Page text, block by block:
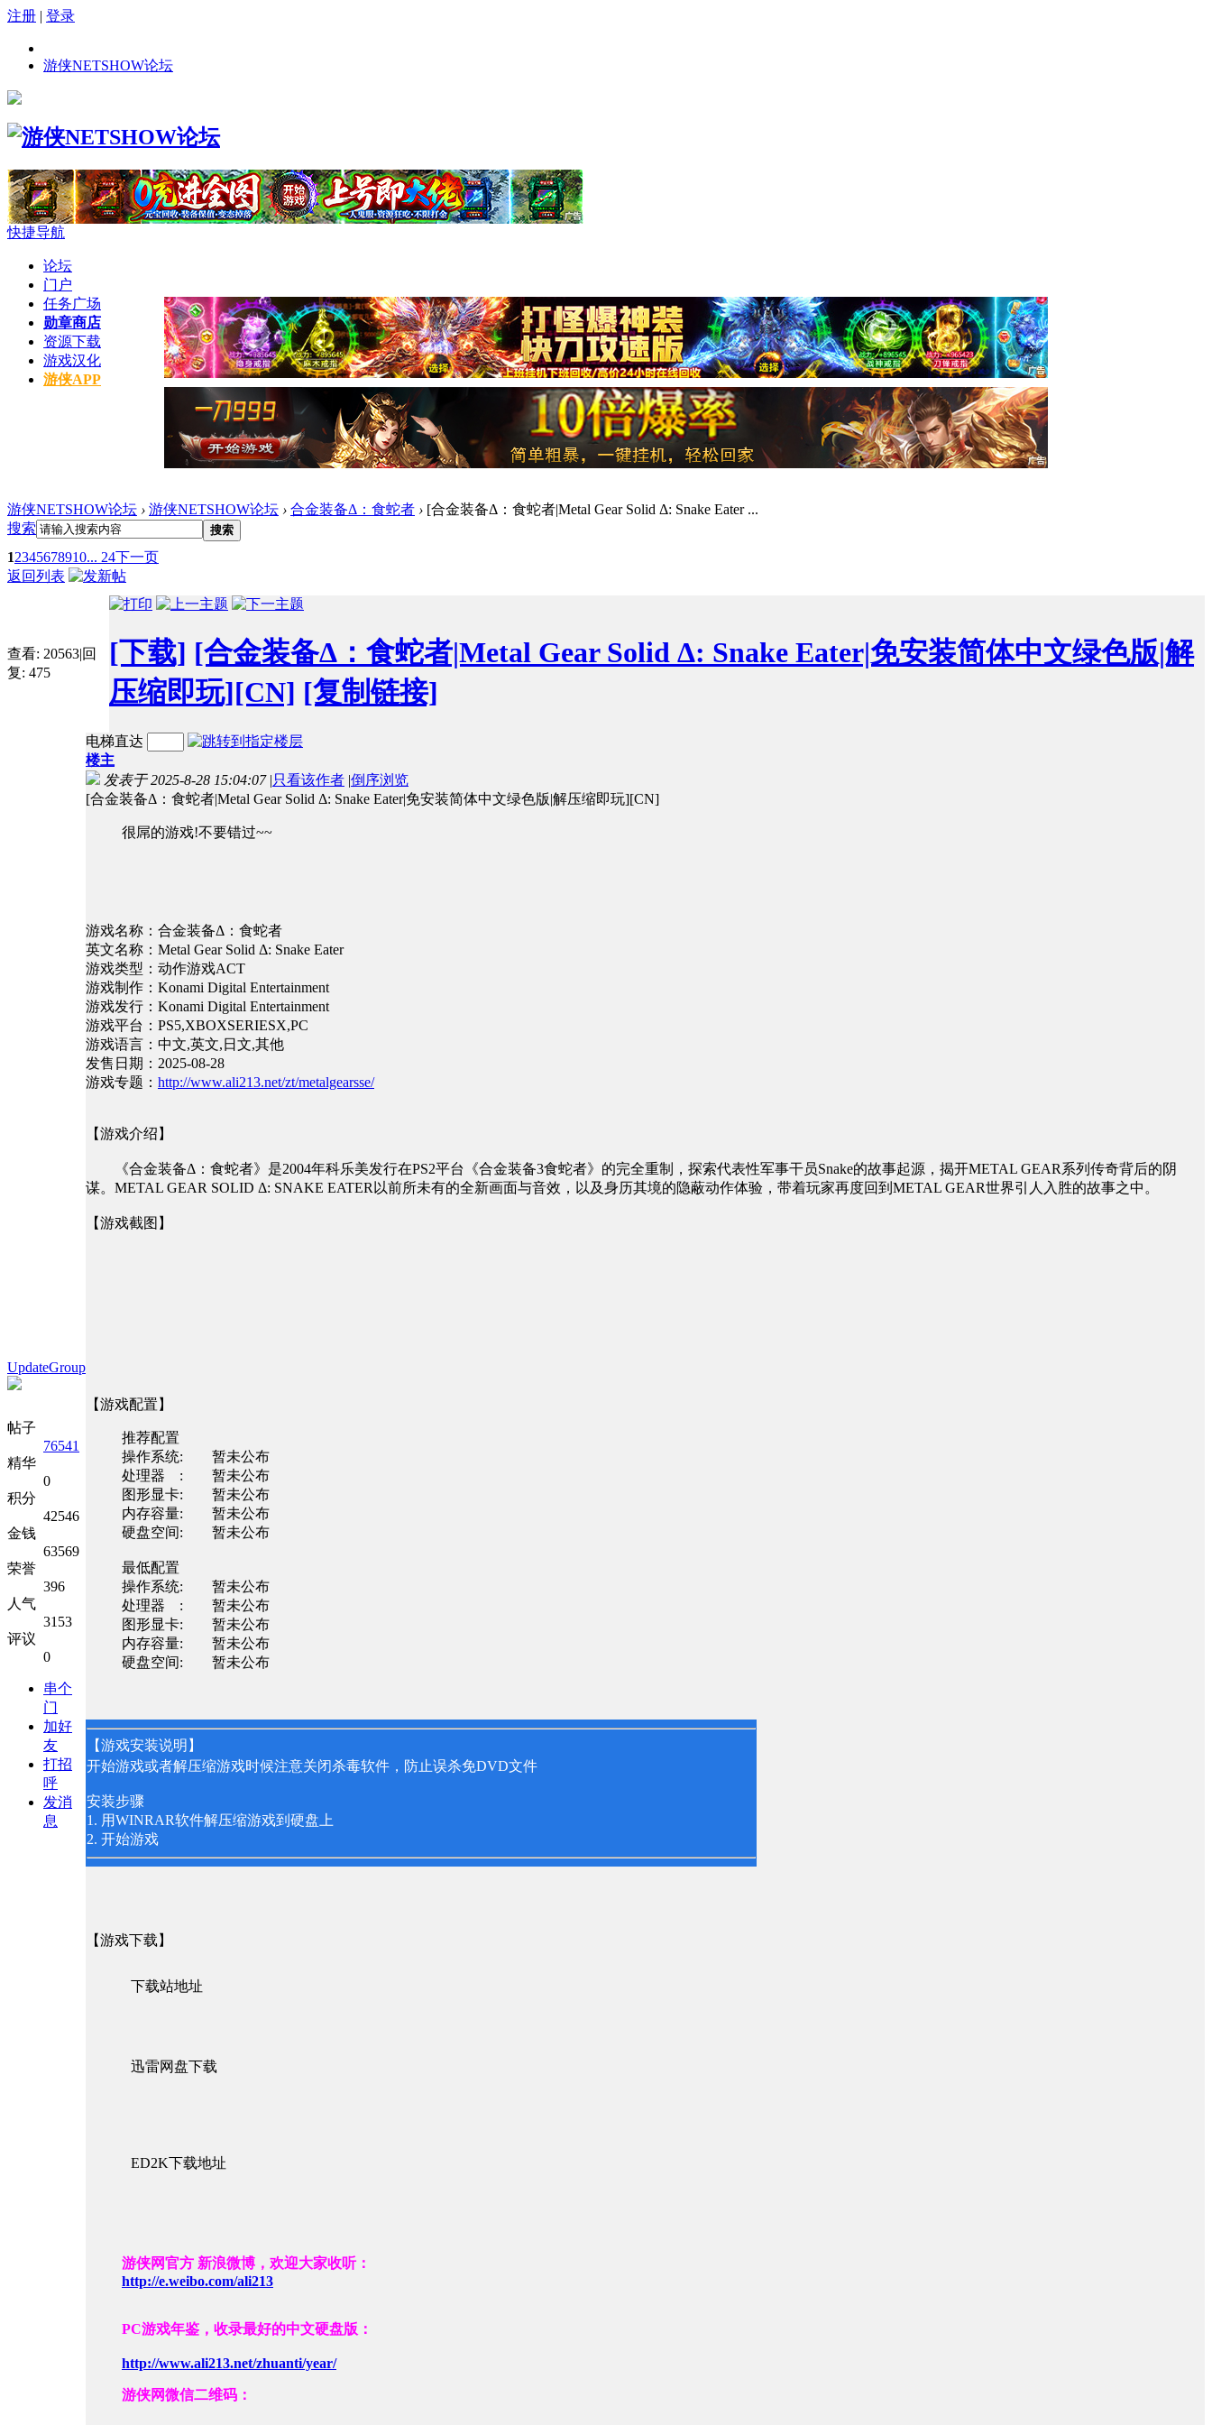
注册 | 登录
游侠NETSHOW论坛
快捷导航
论坛
门户
任务广场
勋章商店
资源下载
游戏汉化
游侠APP
游侠NETSHOW论坛 › 游侠NETSHOW论坛 › 合金装备Δ：食蛇者 › [合金装备Δ：食蛇者|Metal Gear Solid Δ: Snake Eater ...
搜索
搜索
12345678910... 24下一页
返回列表
查看: 20563|回
复: 475
[下载] [合金装备Δ：食蛇者|Metal Gear Solid Δ: Snake Eater|免安装简体中文绿色版|解
压缩即玩][CN] [复制链接]
UpdateGroup
帖子
76541
精华
0
积分
42546
金钱
63569
荣誉
396
人气
3153
评议
0
串个
门
加好
友
打招
呼
发消
息
电梯直达
楼主
发表于 2025-8-28 15:04:07 | 只看该作者 |倒序浏览
[合金装备Δ：食蛇者|Metal Gear Solid Δ: Snake Eater|免安装简体中文绿色版|解压缩即玩][CN]
很屌的游戏!不要错过~~
游戏名称：合金装备Δ：食蛇者
英文名称：Metal Gear Solid Δ: Snake Eater
游戏类型：动作游戏ACT
游戏制作：Konami Digital Entertainment
游戏发行：Konami Digital Entertainment
游戏平台：PS5,XBOXSERIESX,PC
游戏语言：中文,英文,日文,其他
发售日期：2025-08-28
游戏专题： http://www.ali213.net/zt/metalgearsse/
【游戏介绍】
《合金装备Δ：食蛇者》是2004年科乐美发行在PS2平台《合金装备3食蛇者》的完全重制，探索代表性军事干员Snake的故事起源，揭开METAL GEAR系列传奇背后的阴
谋。METAL GEAR SOLID Δ: SNAKE EATER以前所未有的全新画面与音效，以及身历其境的隐蔽动作体验，带着玩家再度回到METAL GEAR世界引人入胜的故事之中。
【游戏截图】
【游戏配置】
推荐配置
操作系统: 暂未公布
处理器 : 暂未公布
图形显卡: 暂未公布
内存容量: 暂未公布
硬盘空间: 暂未公布
最低配置
操作系统: 暂未公布
处理器 : 暂未公布
图形显卡: 暂未公布
内存容量: 暂未公布
硬盘空间: 暂未公布
【游戏安装说明】
开始游戏或者解压缩游戏时候注意关闭杀毒软件，防止误杀免DVD文件
安装步骤
1. 用WINRAR软件解压缩游戏到硬盘上
2. 开始游戏
【游戏下载】
下载站地址
迅雷网盘下载
ED2K下载地址
游侠网官方 新浪微博，欢迎大家收听：
http://e.weibo.com/ali213
PC游戏年鉴，收录最好的中文硬盘版：
http://www.ali213.net/zhuanti/year/
游侠网微信二维码：